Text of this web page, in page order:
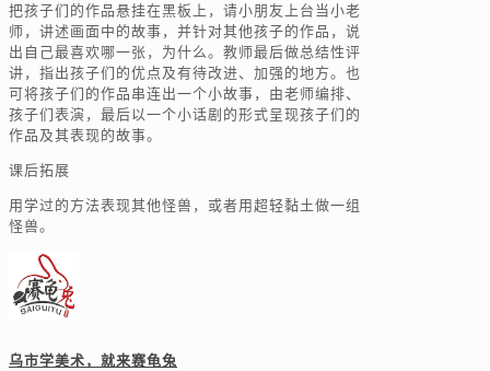
把孩子们的作品悬挂在黑板上，请小朋友上台当小老
师，讲述画面中的故事，并针对其他孩子的作品，说
出自己最喜欢哪一张，为什么。教师最后做总结性评
讲，指出孩子们的优点及有待改进、加强的地方。也
可将孩子们的作品串连出一个小故事，由老师编排、
孩子们表演，最后以一个小话剧的形式呈现孩子们的
作品及其表现的故事。
课后拓展
用学过的方法表现其他怪兽，或者用超轻黏土做一组
怪兽。
乌市学美术，就来赛龟兔